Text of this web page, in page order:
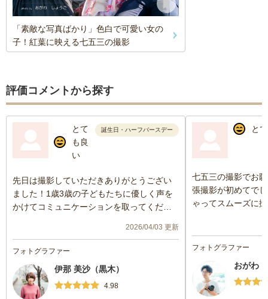
「素敵な写真ばかり」色白で可愛い女の
子！紅葉に映える七五三の撮影
評価コメントから探す
とて
も良
い
誕生日・ハーフバースデー
先日は撮影していただきありがとうござい
ました！1歳3歳の子どもたちに優しく声を
かけてコミュニケーションを取ってくださ
誕生日の良い記念となりました。ありがと
うございました。
2026/04/03 更新
フォトグラファー
伊那 美沙（黒木）
4.98
と
七五三の撮影でお
張撮影が初めてで
ゃってスムーズに
が出るようになり
ばかりでした。た
くださり感謝です
フォトグラファー
おがわ